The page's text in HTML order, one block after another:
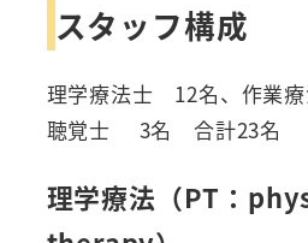
スタッフ構成
理学療法士 12名、作業
聴覚士 3名 合計23名
理学療法（PT：